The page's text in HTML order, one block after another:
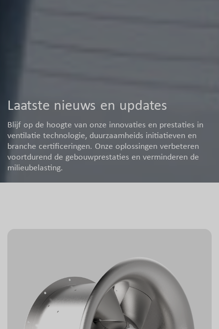
Laatste nieuws en updates
Blijf op de hoogte van onze innovaties en prestaties in
ventilatie technologie, duurzaamheids initiatieven en
branche certificeringen. Onze oplossingen verbeteren
voortdurend de gebouwprestaties en verminderen de
milieubelasting.